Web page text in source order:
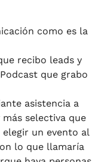
como es la
recibo leads y
que grabo
asistencia a
selectiva que
un evento al
lo que llamaría